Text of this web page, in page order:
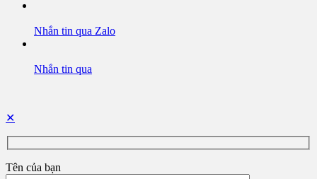
Nhắn tin qua Zalo
Nhắn tin qua
✕
Tên của bạn